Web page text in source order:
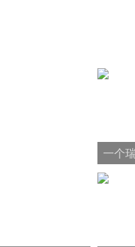
一个
无名设